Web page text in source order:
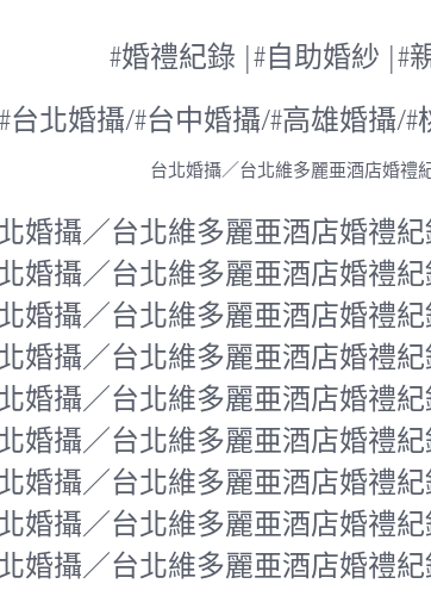
#婚禮紀錄 |#自助婚紗 |#
#台北婚攝/#台中婚攝/#高雄婚攝/